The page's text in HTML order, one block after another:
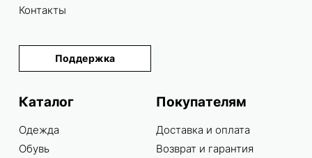
Контакты
Поддержка
Каталог
Одежда
Обувь
Покупателям
Доставка и оплата
Возврат и гарантия